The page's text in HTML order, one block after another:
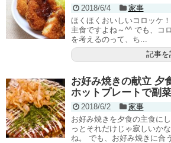
2018/6/4
家事
ほくほくおいしいコロッケ
主食ですよね～^^ でも、コ
を考えるのって、ち...
記事を
お好み焼きの献立 夕
ホットプレートで副
2018/6/2
家事
お好み焼きを夕食の主食に
っとそれだけじゃ寂しいか
ね。 でも、お好み焼きに合